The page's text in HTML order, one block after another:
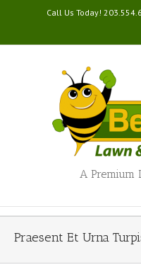
Call Us Today!
A Premium
Praesent Et Urna